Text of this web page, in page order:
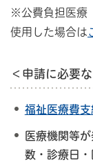
※公費負担医療
使用した場合は
＜申請に必要
福祉医療費
医療機関等
数・診療日・